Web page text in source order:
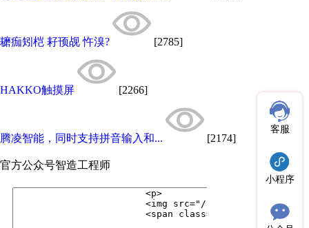
耱痂矧桤 耔顸觇 忤溴? [2785]
HAKKO触摸屏 [2266]
腾凌智能，同时支持拼音输入和... [2174]
官方公众号智造工程师
客服
小程序